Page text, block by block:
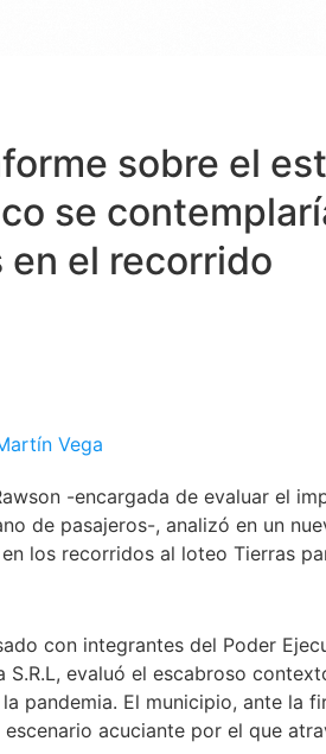
sobre el
se
en el recorrido
Vega
-encargada de evaluar el
de pasajeros-, analizó en un
los recorridos al loteo Tierras
con integrantes del Poder
S.R.L, evaluó el escabroso
pandemia. El municipio, ante la
acuciante por el que